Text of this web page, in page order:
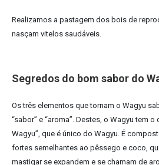
Realizamos a pastagem dos bois de
nasçam vitelos saudáveis.
Segredos do bom sabor do
Os três elementos que tornam o Wagyu
“sabor” e “aroma”. Destes, o Wagyu tem
Wagyu”, que é único do Wagyu. É
fortes semelhantes ao pêssego e coco,
mastigar se expandem e se chamam de